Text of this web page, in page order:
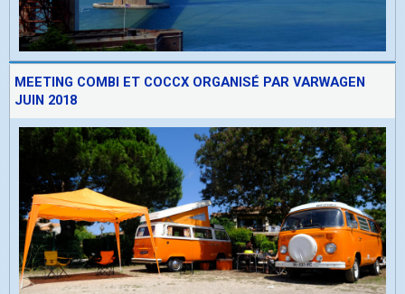
MEETING COMBI ET COCCX ORGANISÉ PAR VARWAGEN
JUIN 2018